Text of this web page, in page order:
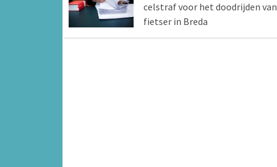
celstraf voor het doodrijden van
fietser in Breda